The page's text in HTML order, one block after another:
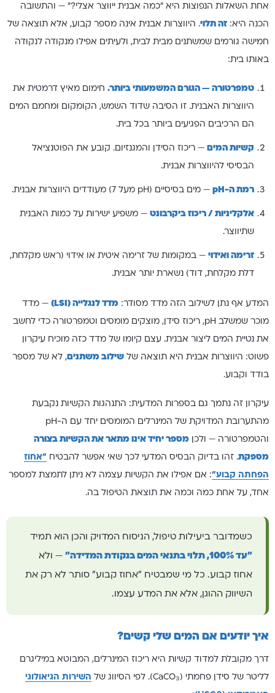
אחת השאלות הנפוצות היא "כמה אבנית ייווצר אצלי?" — והתשובה
הכנה היא: זה תלוי. היווצרות אבנית אינה מספר קבוע, אלא תוצאה של
חמישה גורמים שמשתנים מבית לבית, ולעיתים אפילו מנקודה לנקודה
באותו בית:
טמפרטורה — הגורם המשמעותי ביותר. חימום מאיץ דרמטית את
היווצרות האבנית. זו הסיבה שדוד השמש, הקומקום ומחמם המים
הם הרכיבים הפגיעים ביותר בכל בית.
קשיות המים — ריכוז הסידן והמגנזיום. קובע את הפוטנציאל
הבסיסי להיווצרות אבנית.
רמת ה-pH — מים בסיסיים (pH מעל 7) מעודדים היווצרות אבנית.
אלקליניות / ריכוז ביקרבונט — משפיע ישירות על כמות האבנית
שתיווצר.
זרימה ואידוי — במקומות של זרימה איטית או אידוי (ראש מקלחת,
דלת מקלחת, דוד) נשארת יותר אבנית.
המדע אף נתן לשילוב הזה מדד מסודר: מדד לנגלייה (LSI) — מדד
מוכר שמשלב pH, ריכוז סידן, מוצקים מומסים וטמפרטורה כדי לחשב
את נטיית המים ליצור אבנית. עצם קיומו של מדד כזה מוכיח עיקרון
פשוט: היווצרות אבנית היא תוצאה של שילוב משתנים , לא של מספר
בודד וקבוע.
עיקרון זה נתמך גם בספרות המדעית: התנהגות הקשיות נקבעת
מהתערובת המדויקת של המינרלים המומסים יחד עם ה-pH
והטמפרטורה — ולכן מספר יחיד אינו מתאר את הקשיות בצורה
מספקת. זהו בדיוק הבסיס המדעי לכך שאי אפשר להבטיח "אחוז
הפחתה קבוע": אם אפילו את הקשיות עצמה לא ניתן לתמצת למספר
אחד, על אחת כמה וכמה את תוצאת הטיפול בה.
כשמדובר ביעילות טיפול, הניסוח המדויק והכן הוא תמיד
"עד 100%, תלוי בתנאי המים בנקודת המדידה" — ולא
אחוז קבוע. כל מי שמבטיח "אחוז קבוע" סותר לא רק את
השיווק ההוגן, אלא את המדע עצמו.
איך יודעים אם המים שלי קשים?
דרך מקובלת למדוד קשיות היא ריכוז המינרלים, המבוטא במיליגרם
לליטר של סידן פחמתי (CaCO₃). לפי הסיווג של השירות הגיאולוגי